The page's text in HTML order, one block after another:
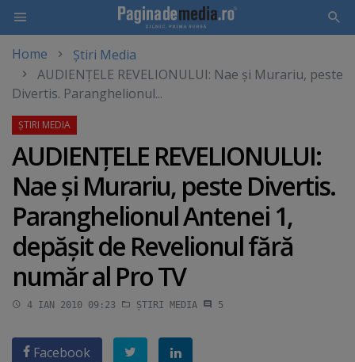
main
content
Home
Știri Media
AUDIENŢELE REVELIONULUI: Nae şi Murariu, peste
Divertis. Paranghelionul...
AUDIENŢELE REVELIONULUI:
Nae şi Murariu, peste Divertis.
Paranghelionul Antenei 1,
depăşit de Revelionul fără
număr al Pro TV
4 IAN 2010 09:23 ȘTIRI MEDIA 5
Facebook